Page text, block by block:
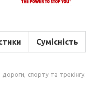
Сумісність
дороги, спорту та трекінгу.